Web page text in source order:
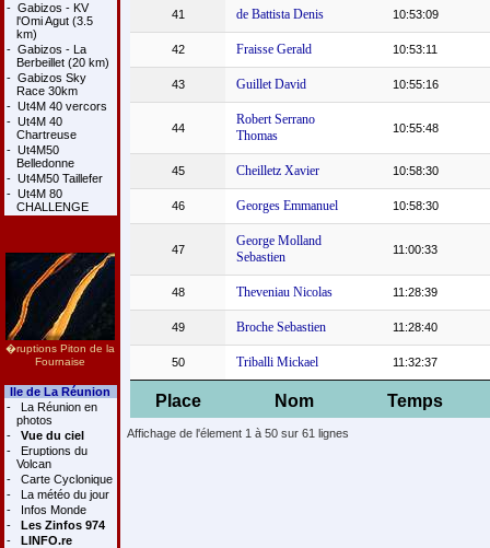
- Gabizos - KV
l'Omi Agut (3.5
km)
- Gabizos - La
Berbeillet (20 km)
- Gabizos Sky
Race 30km
- Ut4M 40 vercors
- Ut4M 40
Chartreuse
- Ut4M50
Belledonne
- Ut4M50 Taillefer
- Ut4M 80
CHALLENGE
�ruptions Piton de la
Fournaise
Ile de La Réunion
-
La Réunion en
photos
-
Vue du ciel
-
Eruptions du
Volcan
-
Carte Cyclonique
-
La météo du jour
-
Infos Monde
-
Les Zinfos 974
-
LINFO.re
Place Nom Temps
41 de Battista Denis 10:53:09
42 Fraisse Gerald 10:53:11
43 Guillet David 10:55:16
44
Robert Serrano
Thomas
10:55:48
45 Cheilletz Xavier 10:58:30
46 Georges Emmanuel 10:58:30
47
George Molland
Sebastien
11:00:33
48 Theveniau Nicolas 11:28:39
49 Broche Sebastien 11:28:40
50 Triballi Mickael 11:32:37
Affichage de l'élement 1 à 50 sur 61 lignes